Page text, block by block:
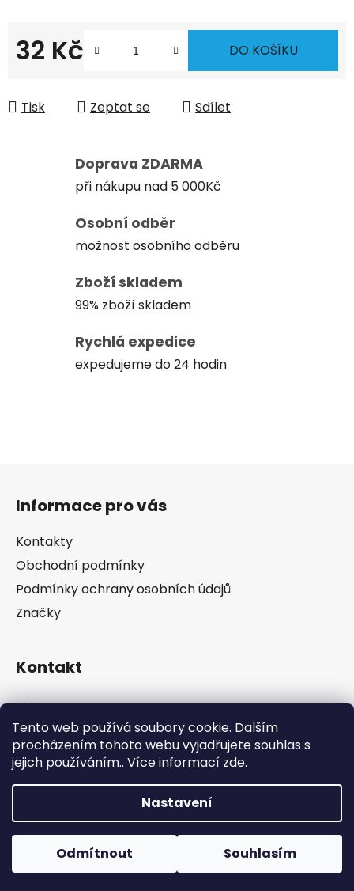
Tento web používá soubory cookie. Dalším
procházením tohoto webu vyjadřujete souhlas s
jejich používáním.. Více informací zde.
Nastavení
Odmítnout Souhlasím
32 Kč DO KOŠÍKU
Tisk Zeptat se Sdílet
Doprava ZDARMA
při nákupu nad 5 000Kč
Osobní odběr
možnost osobního odběru
Zboží skladem
99% zboží skladem
Rychlá expedice
expedujeme do 24 hodin
Informace pro vás
Kontakty
Obchodní podmínky
Podmínky ochrany osobních údajů
Značky
Kontakt
info@pip-zevl.cz
605 871 228
Vytvořil Shoptet
Copyright 2026
. Všechna práva
vyhrazena.Upravit nastavení cookies